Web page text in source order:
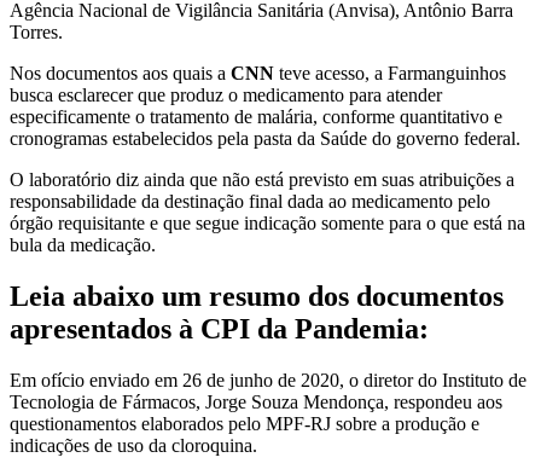
Agência Nacional de Vigilância Sanitária (Anvisa), Antônio Barra
Torres.
Nos documentos aos quais a CNN teve acesso, a Farmanguinhos
busca esclarecer que produz o medicamento para atender
especificamente o tratamento de malária, conforme quantitativo e
cronogramas estabelecidos pela pasta da Saúde do governo federal.
O laboratório diz ainda que não está previsto em suas atribuições a
responsabilidade da destinação final dada ao medicamento pelo
órgão requisitante e que segue indicação somente para o que está na
bula da medicação.
Leia abaixo um resumo dos documentos
apresentados à CPI da Pandemia:
Em ofício enviado em 26 de junho de 2020, o diretor do Instituto de
Tecnologia de Fármacos, Jorge Souza Mendonça, respondeu aos
questionamentos elaborados pelo MPF-RJ sobre a produção e
indicações de uso da cloroquina.